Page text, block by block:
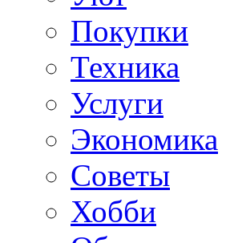
Покупки
Техника
Услуги
Экономика
Советы
Хобби